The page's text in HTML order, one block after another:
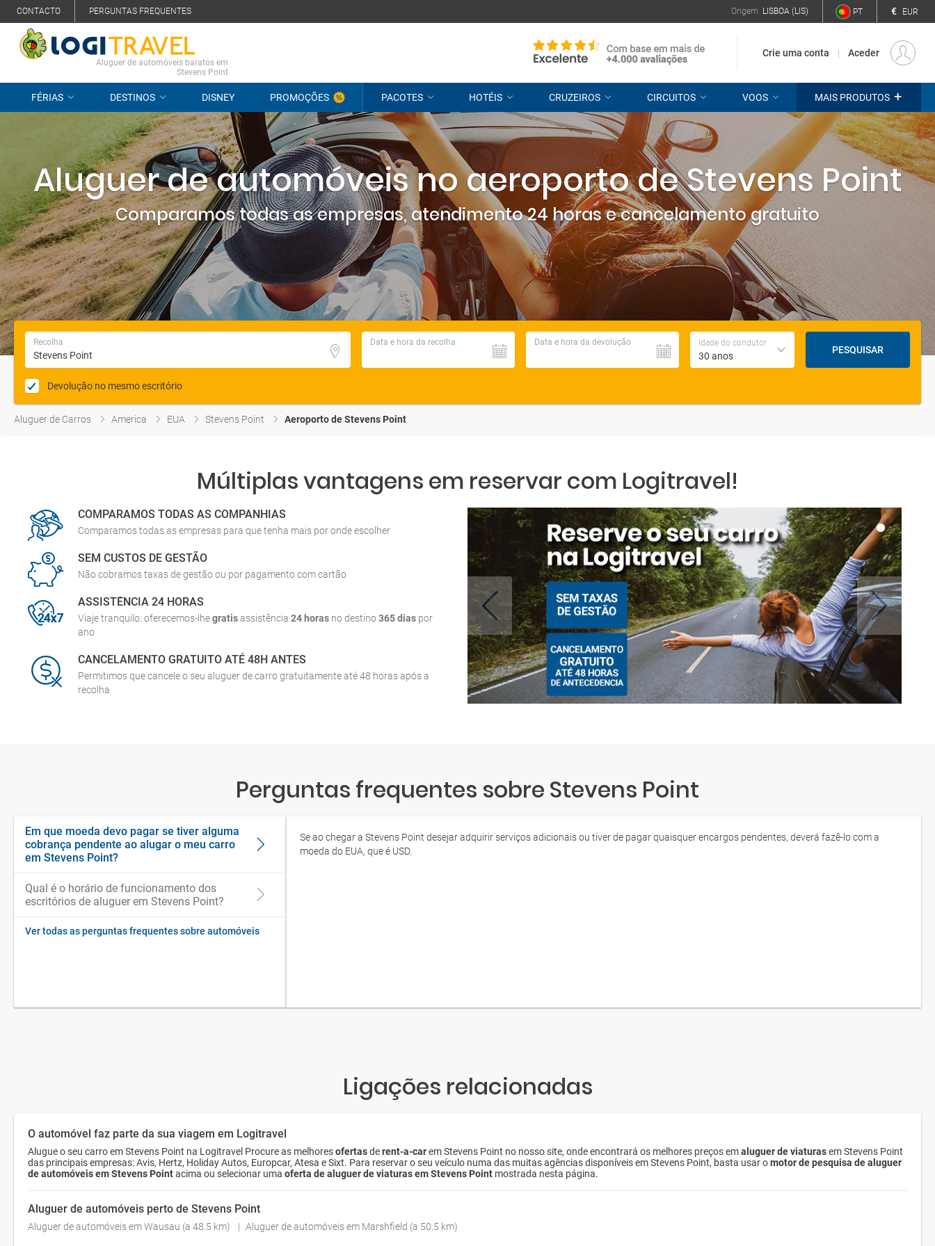
CONTACTO PERGUNTAS FREQUENTES Origem LISBOA (LIS) PT € EUR
Aluguer de automóveis baratos em
Stevens Point
Crie uma conta Aceder
FÉRIAS DESTINOS DISNEY PROMOÇÕES PACOTES HOTÉIS CRUZEIROS CIRCUITOS VOOS MAIS PRODUTOS +
Aluguer de automóveis no aeroporto de Stevens Point
Comparamos todas as empresas, atendimento 24 horas e cancelamento gratuito
Recolha Data e hora da recolha Data e hora da devolução Idade do condutor
30 anos
PESQUISAR
Devolução no mesmo escritório
Aluguer de Carros America EUA Stevens Point Aeroporto de Stevens Point
Múltiplas vantagens em reservar com Logitravel!
COMPARAMOS TODAS AS COMPANHIAS
Comparamos todas as empresas para que tenha mais por onde escolher
SEM CUSTOS DE GESTÃO
Não cobramos taxas de gestão ou por pagamento com cartão
ASSISTÊNCIA 24 HORAS
Viaje tranquilo: oferecemos-lhegratisassistência 24 horas no destino365 dias por
ano
CANCELAMENTO GRATUITO ATÉ 48H ANTES
Permitimos que cancele o seu aluguer de carro gratuitamente até 48 horas após a
recolha
Perguntas frequentes sobre Stevens Point
Em que moeda devo pagar se tiver alguma
cobrança pendente ao alugar o meu carro
em Stevens Point?
Qual é o horário de funcionamento dos
escritórios de aluguer em Stevens Point?
Ver todas as perguntas frequentes sobre automóveis
Se ao chegar a Stevens Point desejar adquirir serviços adicionais ou tiver de pagar quaisquer encargos pendentes, deverá fazê-lo com a
moeda do EUA, que é USD.
Ligações relacionadas
O automóvel faz parte da sua viagem em Logitravel
Alugue o seu carro em Stevens Point na Logitravel Procure as melhoresofertasderent-a-carem Stevens Point no nosso site, onde encontrará os melhores preços emaluguer de viaturasem Stevens Point
das principais empresas: Avis, Hertz, Holiday Autos, Europcar, Atesa e Sixt. Para reservar o seu veículo numa das muitas agências disponíveis em Stevens Point, basta usar omotor de pesquisa de aluguer
de automóveis em Stevens Pointacima ou selecionar uma oferta de aluguer de viaturas em Stevens Point mostrada nesta página.
Aluguer de automóveis perto de Stevens Point
Aluguer de automóveis em Wausau (a 48.5 km) Aluguer de automóveis em Marshfield (a 50.5 km)